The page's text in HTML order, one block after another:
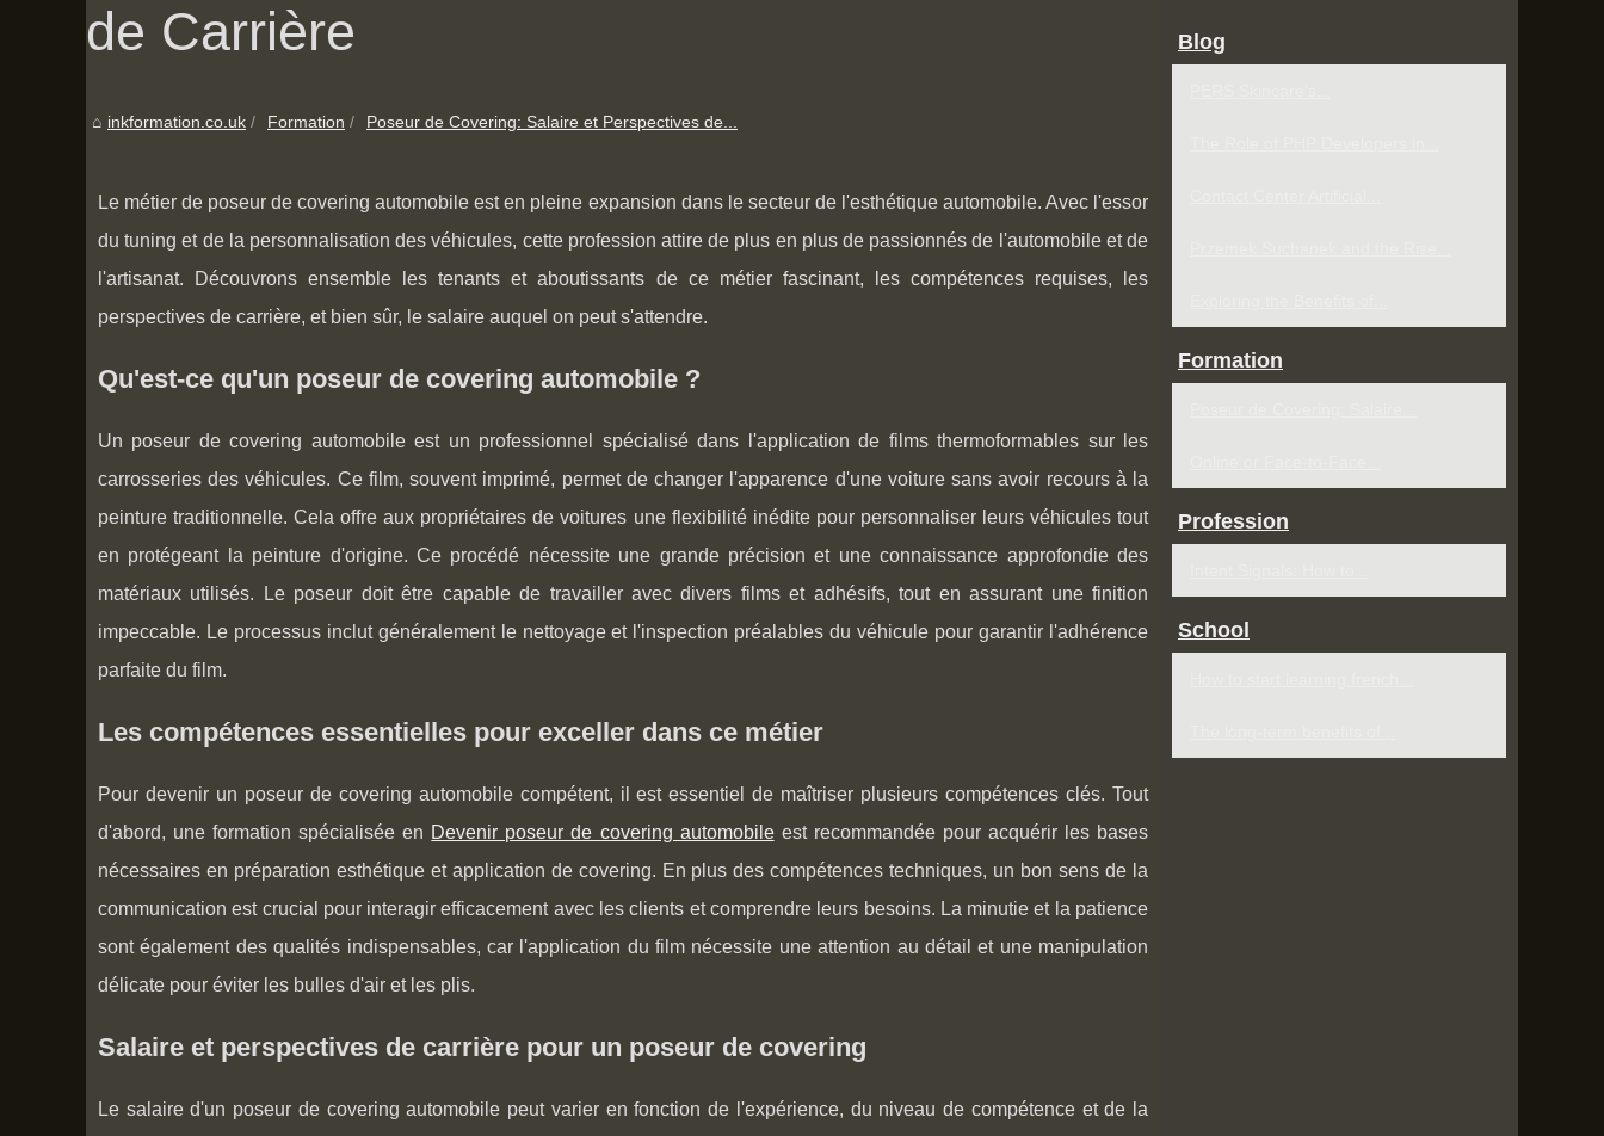
de Carrière
inkformation.co.uk Formation Poseur de Covering: Salaire et Perspectives de...
Le métier de poseur de covering automobile est en pleine expansion dans le secteur de l'esthétique automobile. Avec l'essor
du tuning et de la personnalisation des véhicules, cette profession attire de plus en plus de passionnés de l'automobile et de
l'artisanat. Découvrons ensemble les tenants et aboutissants de ce métier fascinant, les compétences requises, les
perspectives de carrière, et bien sûr, le salaire auquel on peut s'attendre.
Qu'est-ce qu'un poseur de covering automobile ?
Un poseur de covering automobile est un professionnel spécialisé dans l'application de films thermoformables sur les
carrosseries des véhicules. Ce film, souvent imprimé, permet de changer l'apparence d'une voiture sans avoir recours à la
peinture traditionnelle. Cela offre aux propriétaires de voitures une flexibilité inédite pour personnaliser leurs véhicules tout
en protégeant la peinture d'origine. Ce procédé nécessite une grande précision et une connaissance approfondie des
matériaux utilisés. Le poseur doit être capable de travailler avec divers films et adhésifs, tout en assurant une finition
impeccable. Le processus inclut généralement le nettoyage et l'inspection préalables du véhicule pour garantir l'adhérence
parfaite du film.
Les compétences essentielles pour exceller dans ce métier
Pour devenir un poseur de covering automobile compétent, il est essentiel de maîtriser plusieurs compétences clés. Tout
d'abord, une formation spécialisée en Devenir poseur de covering automobileest recommandée pour acquérir les bases
nécessaires en préparation esthétique et application de covering. En plus des compétences techniques, un bon sens de la
communication est crucial pour interagir efficacement avec les clients et comprendre leurs besoins. La minutie et la patience
sont également des qualités indispensables, car l'application du film nécessite une attention au détail et une manipulation
délicate pour éviter les bulles d'air et les plis.
Salaire et perspectives de carrière pour un poseur de covering
Le salaire d'un poseur de covering automobile peut varier en fonction de l'expérience, du niveau de compétence et de la
Blog
Formation
Profession
School